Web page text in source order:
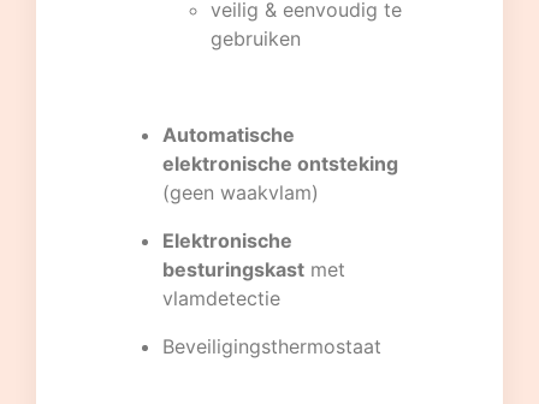
veilig & eenvoudig te
gebruiken
Automatische
elektronische ontsteking
(geen waakvlam)
Elektronische
besturingskast met
vlamdetectie
Beveiligingsthermostaat